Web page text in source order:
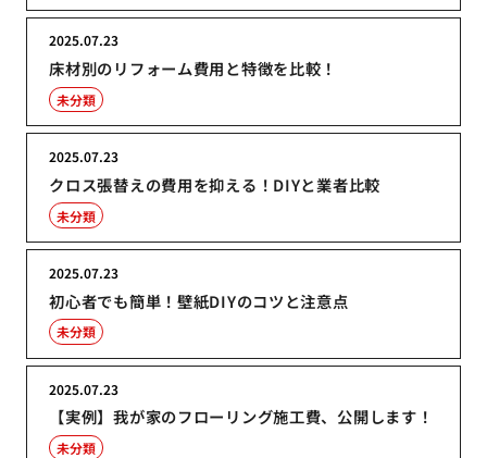
床材別のリフォーム費用と特徴を比較！
2025.07.23
未分類
クロス張替えの費用を抑える！DIYと業者比較
2025.07.23
未分類
初心者でも簡単！壁紙DIYのコツと注意点
2025.07.23
未分類
【実例】我が家のフローリング施工費、公開します！
2025.07.23
未分類